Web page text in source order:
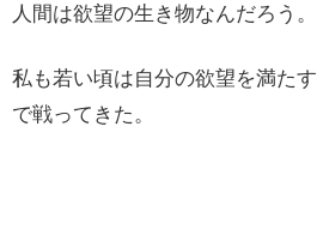
人間は欲望の生き物なんだろう。
私も若い頃は自分の欲望を満た
で戦ってきた。